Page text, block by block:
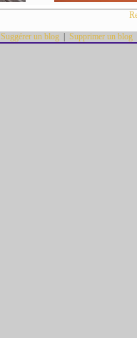
Suggérer un blog Supprimer un blog